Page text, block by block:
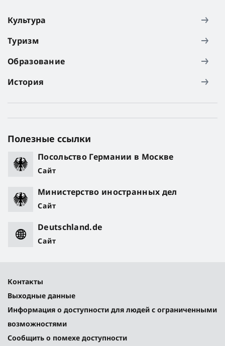
Культура
Туризм
Образование
История
Полезные ссылки
Посольство Германии в Москве
Сайт
Министерство иностранных дел
Сайт
Deutschland.de
Сайт
Контакты
Выходные данные
Информация о доступности для людей с ограниченными
возможностями
Сообщить о помехе доступности